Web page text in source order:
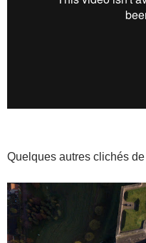
Quelques autres clichés